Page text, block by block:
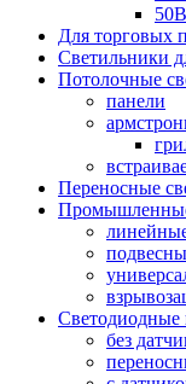
Для торговых
Светильники
Потолочные
панели
Переносные
Светодиодные
без